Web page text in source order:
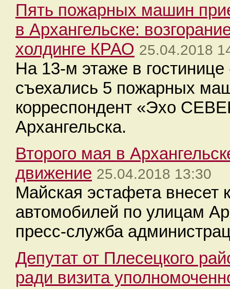
Пять пожарных машин
в Архангельске:
холдинге КРАО 25.04.2018
На 13-м этаже в
съехались 5 пожарных
корреспондент «Эхо
Архангельска.
Второго мая в
движение 25.04.2018 13:30
Майская эстафета внесет
автомобилей по улицам
пресс-служба
Депутат от Плесецкого
ради визита